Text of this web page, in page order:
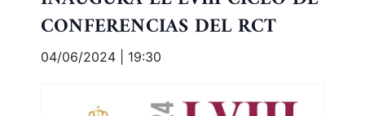
CONFERENCIAS DEL RCT
04/06/2024 | 19:30